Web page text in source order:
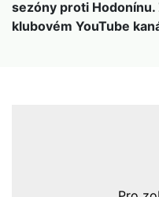
sezóny proti
klubovém YouTube